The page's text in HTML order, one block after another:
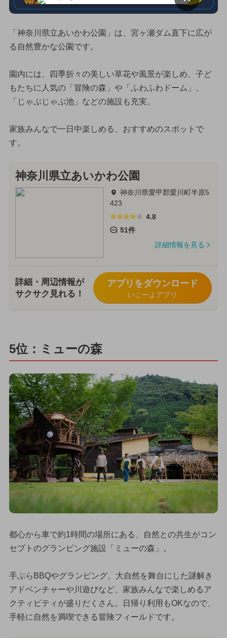
「神奈川県立あいかわ公園」は、宮ヶ瀬ダム直下に広が
る自然豊かな公園です。
園内には、四季折々の美しい草花や風景が楽しめ、子ど
もたちに人気の「冒険の森」や「ふわふわドーム」、
「じゃぶじゃぶ池」などの施設も充実。
家族みんなで一日中楽しめる、おすすめのスポットで
す。
神奈川県立あいかわ公園
神奈川県愛甲郡愛川町半原5
423
4.8
51件
詳細情報を見る
詳細・周辺情報が
サクサク見れる！
アプリをダウンロード
いこーよアプリ
5位：ミューの森
都心から車で約1時間の場所にある、自然との共生がコン
セプトのグランピング施設「ミューの森」。
手ぶらBBQやグランピング、大自然を舞台にした謎解き
アドベンチャーや川遊びなど、家族みんなで楽しめるア
クティビティが盛りだくさん。日帰り利用もOKなので、
手軽に自然を満喫できる冒険フィールドです。